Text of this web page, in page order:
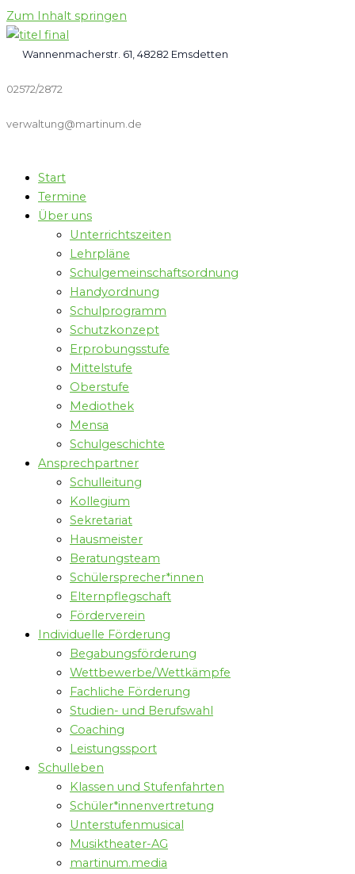
Zum Inhalt springen
Wannenmacherstr. 61, 48282 Emsdetten
02572/2872
verwaltung@martinum.de
Start
Termine
Über uns
Unterrichtszeiten
Lehrpläne
Schulgemeinschaftsordnung
Handyordnung
Schulprogramm
Schutzkonzept
Erprobungsstufe
Mittelstufe
Oberstufe
Mediothek
Mensa
Schulgeschichte
Ansprechpartner
Schulleitung
Kollegium
Sekretariat
Hausmeister
Beratungsteam
Schülersprecher*innen
Elternpflegschaft
Förderverein
Individuelle Förderung
Begabungsförderung
Wettbewerbe/Wettkämpfe
Fachliche Förderung
Studien- und Berufswahl
Coaching
Leistungssport
Schulleben
Klassen und Stufenfahrten
Schüler*innenvertretung
Unterstufenmusical
Musiktheater-AG
martinum.media